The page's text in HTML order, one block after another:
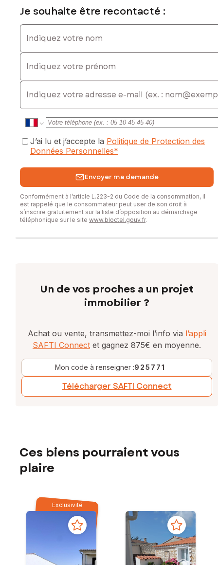
Je souhaite être recontacté :
Indiquez votre nom
Indiquez votre prénom
E-mail
J’ai lu et j’accepte la Politique de Protection des
Données Personnelles*
Envoyer ma demande
Conformément à l’article L.223-2 du Code de la consommation, il
est rappelé que le consommateur peut user de son droit à
s’inscrire gratuitement sur la liste d’opposition au démarchage
téléphonique sur le site www.bloctel.gouv.fr.
Un de vos proches a un projet
immobilier ?
Achat ou vente, transmettez-moi l’info via l’appli
SAFTI Connect et gagnez 875€ en moyenne.
Mon code à renseigner :925771
Télécharger SAFTI Connect
Ces biens pourraient vous
plaire
Exclusivité